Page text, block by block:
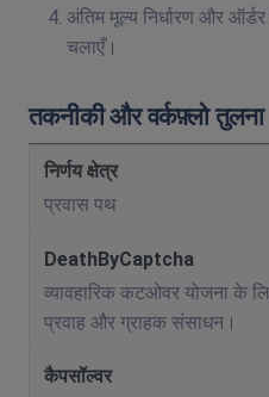
अंतिम मूल्य निर्धारण और
चलाएँ।
तकनीकी और वर्कफ़्लो तुलना
प्रवास पथ
व्यावहारिक कटओवर योजना के
प्रवाह और ग्राहक संसाधन।